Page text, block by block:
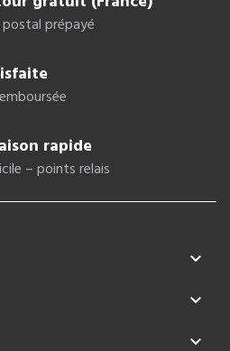
prépayé
rapide
– points relais


